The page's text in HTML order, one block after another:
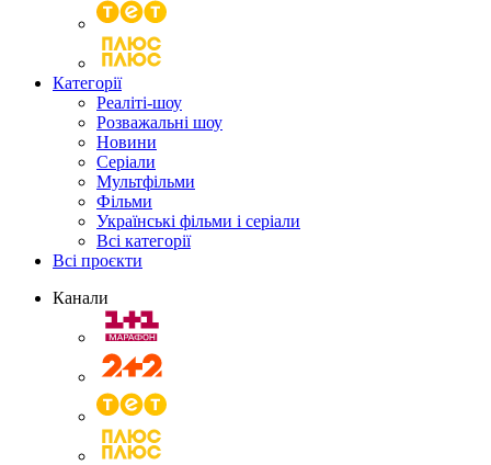
Категорії
Реаліті-шоу
Розважальні шоу
Новини
Серіали
Мультфільми
Фільми
Українські фільми і серіали
Всі категорії
Всі проєкти
Канали